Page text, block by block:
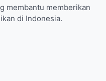
membantu memberikan
di Indonesia.